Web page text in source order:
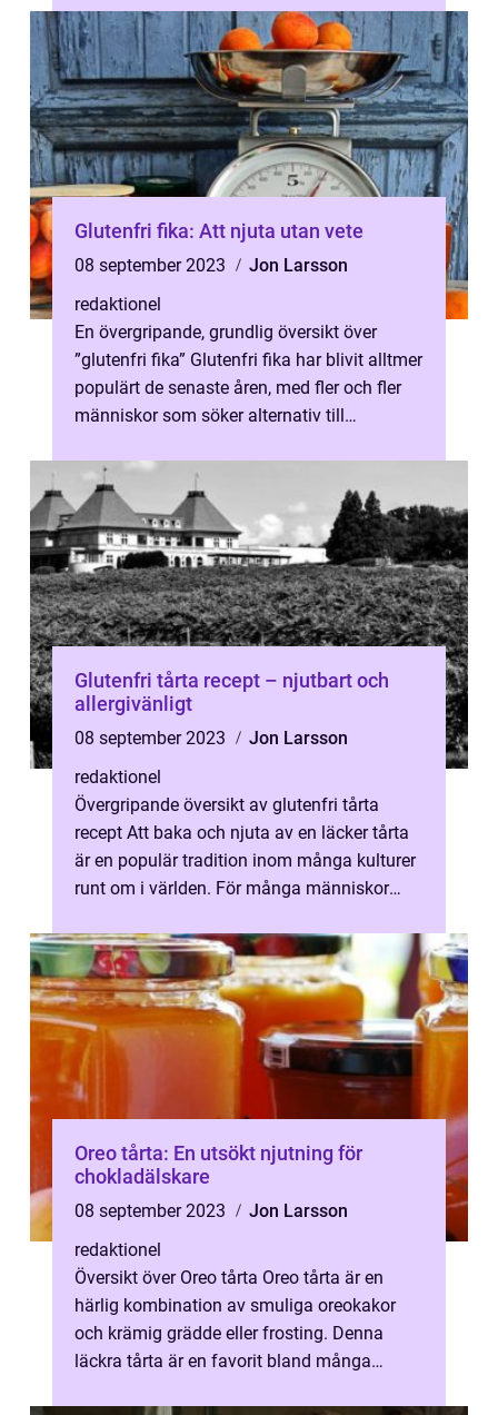
Glutenfri fika: Att njuta utan vete
08 september 2023
Jon Larsson
redaktionel
En övergripande, grundlig översikt över
”glutenfri fika” Glutenfri fika har blivit alltmer
populärt de senaste åren, med fler och fler
människor som söker alternativ till
Glutenfri tårta recept – njutbart och
allergivänligt
08 september 2023
Jon Larsson
redaktionel
Övergripande översikt av glutenfri tårta
recept Att baka och njuta av en läcker tårta
är en populär tradition inom många kulturer
runt om i världen. För många människor
Oreo tårta: En utsökt njutning för
chokladälskare
08 september 2023
Jon Larsson
redaktionel
Översikt över Oreo tårta Oreo tårta är en
härlig kombination av smuliga oreokakor
och krämig grädde eller frosting. Denna
läckra tårta är en favorit bland många